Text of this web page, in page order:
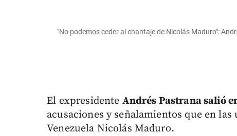
"No podemos ceder al chantaje de Nicolás Maduro":
El expresidente Andrés Pastrana salió
acusaciones y señalamientos que en
Venezuela Nicolás Maduro.